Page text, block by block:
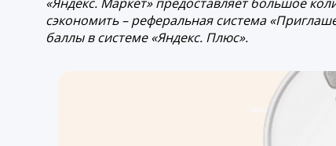
сэкономить – реферальная система
баллы в системе «Яндекс. Плюс».